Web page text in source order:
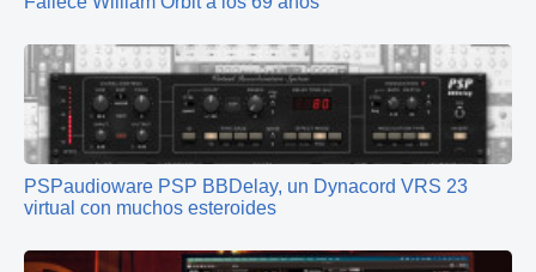
PSPaudioware PSP BBDelay, un Dynacord VRS 23
virtual con muchos esteroides